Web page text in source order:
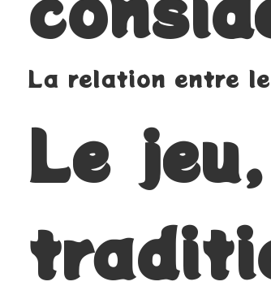
La relation entre
Le